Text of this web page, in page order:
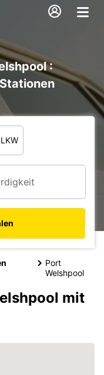
:
Port
Welshpool
mit